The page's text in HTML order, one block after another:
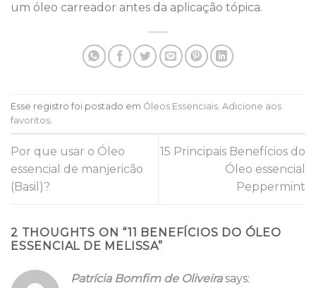
um óleo carreador antes da aplicação tópica.
Esse registro foi postado em Óleos Essenciais Adicione aos
favoritos
Por que usar o Óleo
essencial de manjericão
(Basil)?
15 Principais Benefícios do
Óleo essencial
Peppermint
2 THOUGHTS ON “11 BENEFÍCIOS DO ÓLEO
ESSENCIAL DE MELISSA”
Patrícia Bomfim de Oliveira says: